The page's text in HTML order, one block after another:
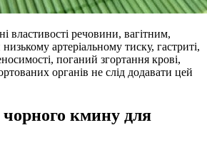
властивості речовини, вагітним,
артеріальному тиску, гастриті,
поганий згортання крові,
органів не слід додавати цей
чорного кмину для